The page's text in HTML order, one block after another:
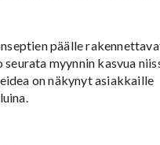
päälle
myynnin kasvua
on näkynyt asiakkaille